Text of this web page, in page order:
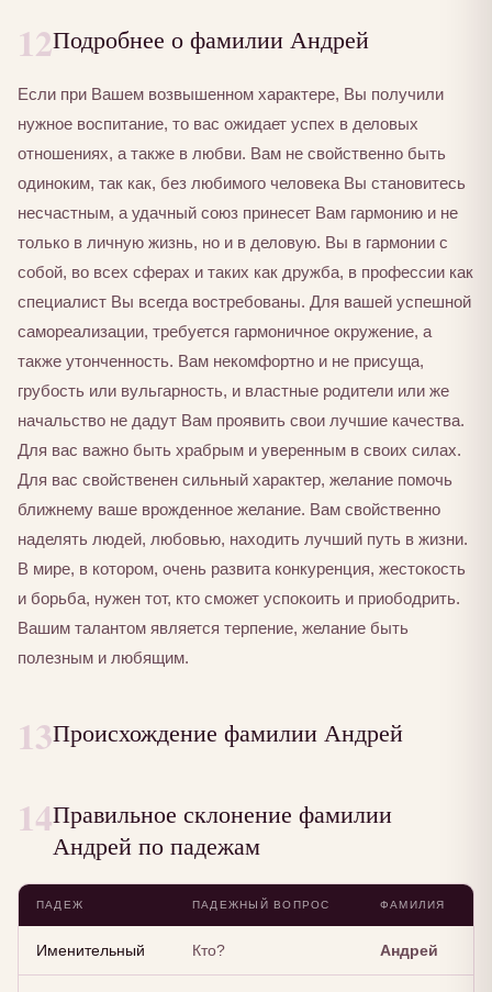
12Подробнее о фамилии Андрей
Если при Вашем возвышенном характере, Вы получили
нужное воспитание, то вас ожидает успех в деловых
отношениях, а также в любви. Вам не свойственно быть
одиноким, так как, без любимого человека Вы становитесь
несчастным, а удачный союз принесет Вам гармонию и не
только в личную жизнь, но и в деловую. Вы в гармонии с
собой, во всех сферах и таких как дружба, в профессии как
специалист Вы всегда востребованы. Для вашей успешной
самореализации, требуется гармоничное окружение, а
также утонченность. Вам некомфортно и не присуща,
грубость или вульгарность, и властные родители или же
начальство не дадут Вам проявить свои лучшие качества.
Для вас важно быть храбрым и уверенным в своих силах.
Для вас свойственен сильный характер, желание помочь
ближнему ваше врожденное желание. Вам свойственно
наделять людей, любовью, находить лучший путь в жизни.
В мире, в котором, очень развита конкуренция, жестокость
и борьба, нужен тот, кто сможет успокоить и приободрить.
Вашим талантом является терпение, желание быть
полезным и любящим.
13Происхождение фамилии Андрей
14Правильное склонение фамилии
Андрей по падежам
ПАДЕЖ ПАДЕЖНЫЙ ВОПРОС ФАМИЛИЯ
Именительный Кто? Андрей